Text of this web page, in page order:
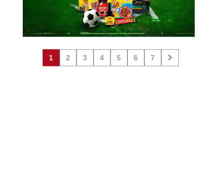
1 2 3 4 5 6 7